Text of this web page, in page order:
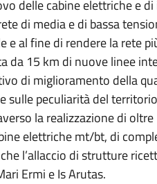
delle cabine elettriche e
di media e di bassa
al fine di rendere la rete
da 15 km di nuove linee
di miglioramento della
sulle peculiarità del
la realizzazione di
elettriche mt/bt, di
l’allaccio di strutture
Ermi e Is Arutas.